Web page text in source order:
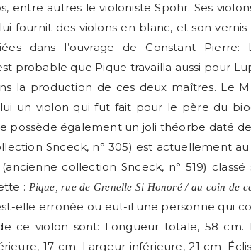
entre autres le violoniste Spohr. Ses
fournit des violons en blanc, et son
dans l’ouvrage de Constant Pierre:
probable que Pique travailla aussi pour
la production de ces deux maîtres. Le
un violon qui fut fait pour le père du
possède également un joli théorbe daté
Snceck, n° 305) est actuellement
(ancienne collection Snceck, n° 519)
: Pique, rue de Grenelle Si Honoré / au coin de
elle erronée ou eut-il une personne qui
ce violon sont: Longueur totale, 58 cm.
17 cm. Largeur inférieure, 21 cm.